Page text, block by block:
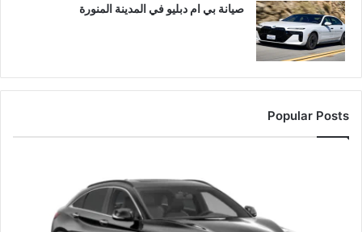
صيانة بي ام دبليو في المدينة المنورة
Popular Posts